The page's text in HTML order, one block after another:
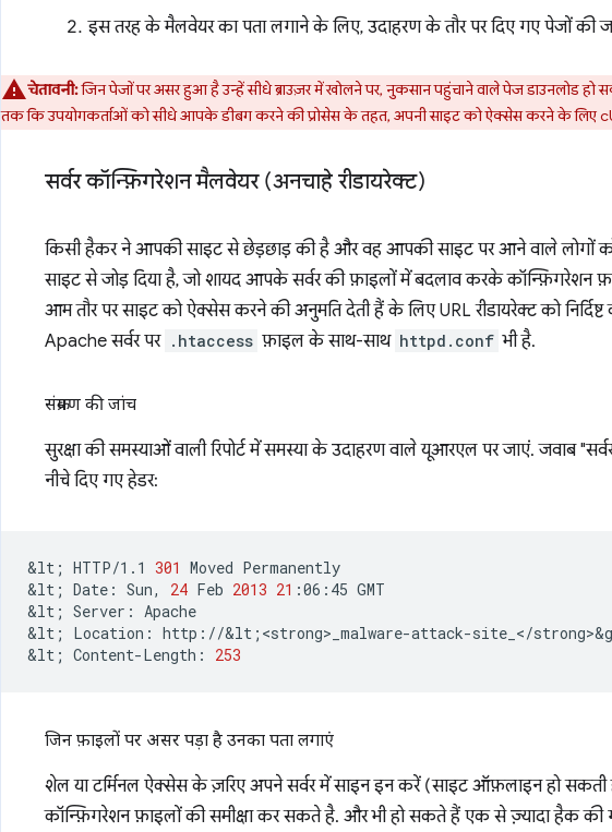
इस तरह के मैलवेयर का पता लगाने के लिए, उदाहरण के तौर पर दिए गए पेजों की
चेतावनी:जिन पेजों पर असर हुआ है उन्हें सीधे ब्राउज़र में खोलने पर, नुकसान पहुंचाने वाले पेज डाउनलोड
तक कि उपयोगकर्ताओं को सीधे आपके डीबग करने की प्रोसेस के तहत, अपनी साइट को ऐक्सेस करने के लिए
सर्वर कॉन्फ़िगरेशन मैलवेयर (अनचाहे रीडायरेक्ट)
किसी हैकर ने आपकी साइट से छेड़छाड़ की है और वह आपकी साइट पर आने वाले लोगों
साइट से जोड़ दिया है, जो शायद आपके सर्वर की फ़ाइलों में बदलाव करके कॉन्फ़िगरेशन
आम तौर पर साइट को ऐक्सेस करने की अनुमति देती हैं के लिए URL रीडायरेक्ट को
Apache सर्वर पर .htaccess फ़ाइल के साथ-साथ httpd.conf भी है.
संक्रमण की जांच
सुरक्षा की समस्याओं वाली रिपोर्ट में समस्या के उदाहरण वाले यूआरएल पर जाएं. जवाब
नीचे दिए गए हेडर:
&lt ; HTTP/1.1 301 Moved Permanently
&lt ; Date: Sun, 24 Feb 2013 21 :06:45 GMT
&lt ; Server:
Apache
&lt ; Location: http://&lt ; <strong>_malware-attack-site_</
&lt ; Content-Length: 253
जिन फ़ाइलों पर असर पड़ा है उनका पता लगाएं
शेल या टर्मिनल ऐक्सेस के ज़रिए अपने सर्वर में साइन इन करें (साइट ऑफ़लाइन हो
कॉन्फ़िगरेशन फ़ाइलों की समीक्षा कर सकते है. और भी हो सकते हैं एक से ज़्यादा हैक की